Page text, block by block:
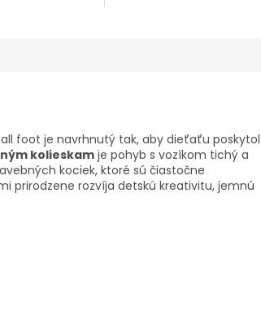
foot je navrhnutý tak, aby dieťaťu poskytol
kolieskam je pohyb s vozíkom tichý a
kociek, ktoré sú čiastočne
prirodzene rozvíja detskú kreativitu, jemnú